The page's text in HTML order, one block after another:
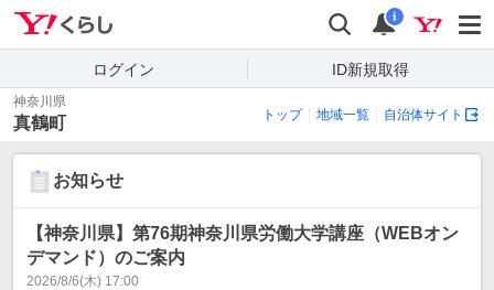
検索 通知
i
ログイン ID新規取得
神奈川県
真鶴町 トップ 地域一覧 自治体サイト
お知らせ
【神奈川県】第76期神奈川県労働大学講座（WEBオン
デマンド）のご案内
2026/8/6(木) 17:00